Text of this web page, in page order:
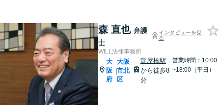
森 直也 弁護
士
インタビューを見
る
WILL法律事務所
大
阪
府
|
大阪
市北
区
淀屋橋駅
から徒歩8
分
営業時間：10:00
~18:00（平日）